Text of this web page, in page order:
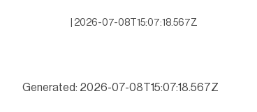
2026-07-08T15:07:18.567Z
Generated: 2026-07-08T15:07:18.567Z